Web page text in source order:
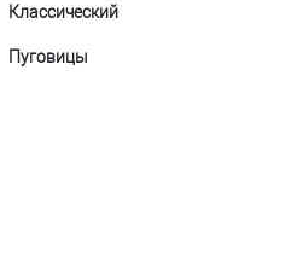
Классический
Пуговицы